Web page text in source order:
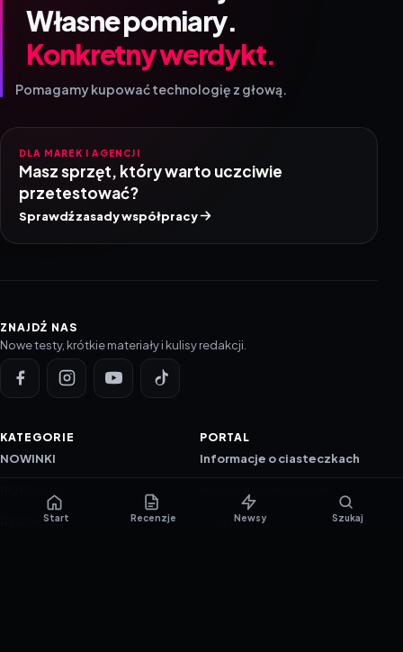
Własne pomiary.
Konkretny werdykt.
Pomagamy kupować technologię z głową.
DLA MAREK I AGENCJI
Masz sprzęt, który warto uczciwie
przetestować?
Sprawdź zasady współpracy
ZNAJDŹ NAS
Nowe testy, krótkie materiały i kulisy redakcji.
KATEGORIE
NOWINKI
RECENZJE
PORTAL
Informacje o ciasteczkach
Start Recenzje Newsy Szukaj